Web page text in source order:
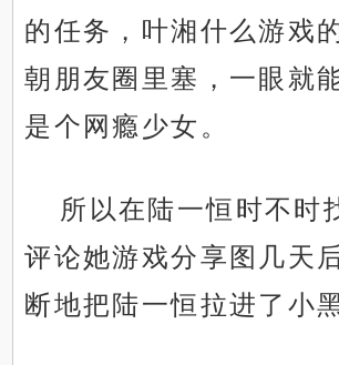
的任务，叶湘什么游戏
朝朋友圈里塞，一眼就
是个网瘾少女。
所以在陆一恒时不时
评论她游戏分享图几天
断地把陆一恒拉进了小